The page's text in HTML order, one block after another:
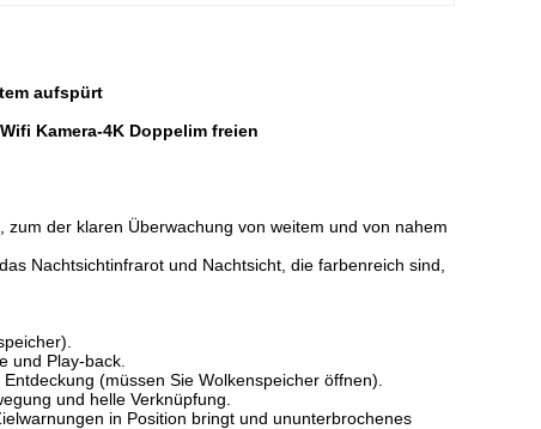
aufspürt
Kamera-4K Doppelim freien
der klaren Überwachung von weitem und von nahem
Nachtsichtinfrarot und Nachtsicht, die farbenreich sind,
und Play-back.
(müssen Sie Wolkenspeicher öffnen).
und helle Verknüpfung.
in Position bringt und ununterbrochenes